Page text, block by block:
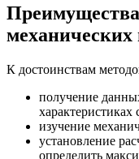
К достоинствам
получение
изучение
установление
определить